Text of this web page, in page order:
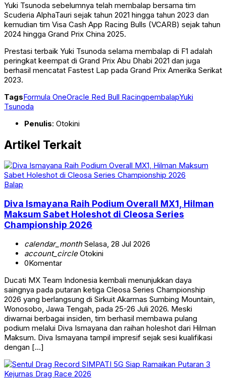
Yuki Tsunoda sebelumnya telah membalap bersama tim
Scuderia AlphaTauri sejak tahun 2021 hingga tahun 2023 dan
kemudian tim Visa Cash App Racing Bulls (VCARB) sejak tahun
2024 hingga Grand Prix China 2025.
Prestasi terbaik Yuki Tsunoda selama membalap di F1 adalah
peringkat keempat di Grand Prix Abu Dhabi 2021 dan juga
berhasil mencatat Fastest Lap pada Grand Prix Amerika Serikat
2023.
TagsFormula OneOracle Red Bull RacingpembalapYuki
Tsunoda
Penulis: Otokini
Artikel Terkait
Balap
Diva Ismayana Raih Podium Overall MX1, Hilman
Maksum Sabet Holeshot di Cleosa Series
Championship 2026
calendar_monthSelasa, 28 Jul 2026
account_circleOtokini
0Komentar
Ducati MX Team Indonesia kembali menunjukkan daya
saingnya pada putaran ketiga Cleosa Series Championship
2026 yang berlangsung di Sirkuit Akarmas Sumbing Mountain,
Wonosobo, Jawa Tengah, pada 25-26 Juli 2026. Meski
diwarnai berbagai insiden, tim berhasil membawa pulang
podium melalui Diva Ismayana dan raihan holeshot dari Hilman
Maksum. Diva Ismayana tampil impresif sejak sesi kualifikasi
dengan […]